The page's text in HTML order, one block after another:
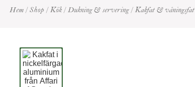
innehåll
Hem/Shop/Kök/Dukning & servering/Kakfat & våningsfat